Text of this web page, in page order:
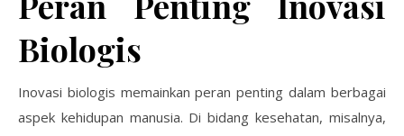
Biologis
Inovasi biologis memainkan peran penting dalam berbagai
aspek kehidupan manusia. Di bidang kesehatan, misalnya,